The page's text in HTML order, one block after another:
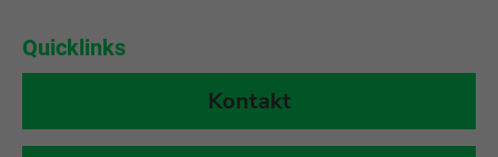
Quicklinks
Kontakt